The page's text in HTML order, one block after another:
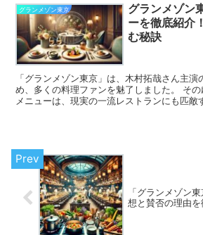
グランメゾン東京
グランメゾン
ーを徹底紹介
む秘訣
「グランメゾン東京」は、木村拓哉さん主
め、多くの料理ファンを魅了しました。 そ
メニューは、現実の一流レストランにも匹敵
「グランメゾン
想と賛否の理由